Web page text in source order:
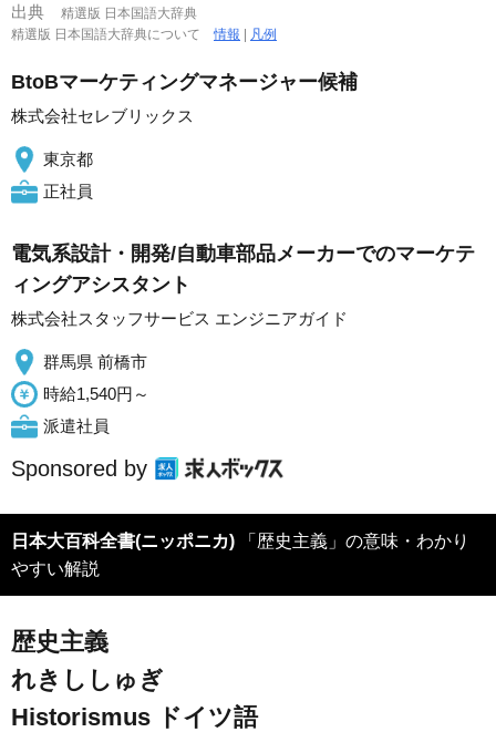
出典
精選版 日本国語大辞典
精選版 日本国語大辞典について情報 | 凡例
BtoBマーケティングマネージャー候補
株式会社セレブリックス
東京都
正社員
電気系設計・開発/自動車部品メーカーでのマーケテ
ィングアシスタント
株式会社スタッフサービス エンジニアガイド
群馬県 前橋市
時給1,540円～
派遣社員
Sponsored by
日本大百科全書(ニッポニカ) 「歴史主義」の意味・わかり
やすい解説
歴史主義
れきししゅぎ
Historismus ドイツ語